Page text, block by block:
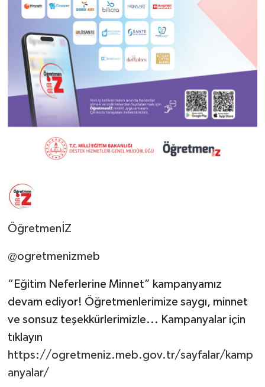
ÖğretmenİZ
@ogretmenizmeb
“Eğitim Neferlerine Minnet” kampanyamız
devam ediyor! Öğretmenlerimize saygı, minnet
ve sonsuz teşekkürlerimizle... Kampanyalar için
tıklayın
https://ogretmeniz.meb.gov.tr/sayfalar/kamp
anyalar/